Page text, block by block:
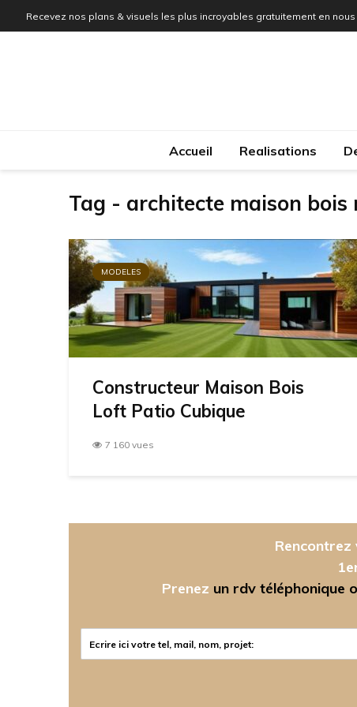
Recevez nos plans & visuels les plus incroyables gratuitement en
Accueil Realisations
Tag - architecte maison bois
MODELES
Constructeur Maison Bois
Loft Patio Cubique
7 160 vues
Prenez un rdv téléphonique